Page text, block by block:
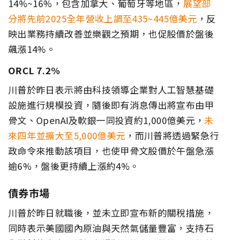
14%~16%，包含加拿大、葡萄牙等地區， 展望部
分將先前2025全年營收上調至435~445億美元 ，反
映出業務持續改善並樂觀之預期，也促股價於盤後
飆漲14%。
ORCL 7.2%
川普於昨日表示將由科技領導企業對人工智慧基礎
設施進行規模投資，隨後即有消息傳出將宣布由甲
骨文、OpenAI及軟銀一同投資約1,000億美元，未
來四年並擴大至5,000億美元 ，而川普將透過緊急行
政命令來推動該項目，也使甲骨文股價於午盤急漲
逾6%，盤後更持續上漲約4%。
債券市場
川普於昨日就職後，並未立即宣布新的關稅措施，
同時表示美國國內原油與天然氣儲量豐富，支持石